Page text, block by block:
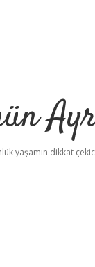
yaşamın dikkat